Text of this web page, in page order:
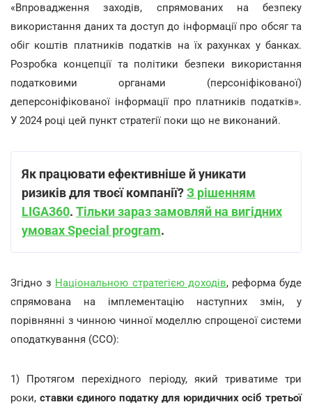
«Впровадження заходів, спрямованих на безпеку
використання даних та доступ до інформації про обсяг та
обіг коштів платників податків на їх рахунках у банках.
Розробка концепції та політики безпеки використання
податковими органами (персоніфікованої)
деперсоніфікованої інформації про платників податків».
У 2024 році цей пункт стратегії поки що не виконаний.
Як працювати ефективніше й уникати
ризиків для твоєї компанії?З рішенням
LIGA360. Тільки зараз замовляй на вигідних
умовах Special program.
Згідно з Національною стратегією доходів, реформа буде
спрямована на імплементацію наступних змін, у
порівнянні з чинною чинної моделлю спрощеної системи
оподаткування (ССО):
1) Протягом перехідного періоду, який триватиме три
роки, ставки єдиного податку для юридичних осіб третьої